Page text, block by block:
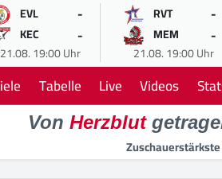
EVL -
KEC -
21.08. 19:00 Uhr
RVT -
MEM -
21.08. 19:00 Uhr
Tabelle Live Videos
Von Herzblut